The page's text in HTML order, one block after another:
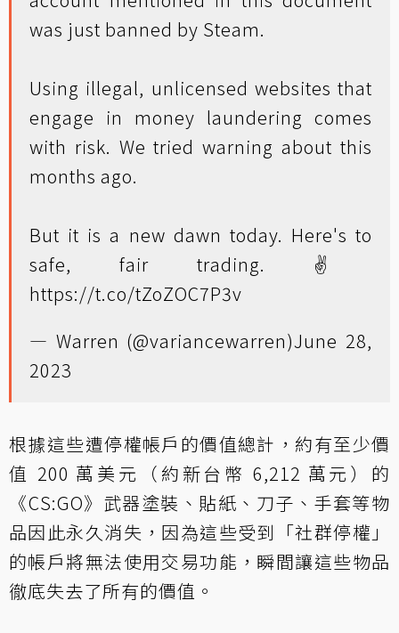
was just banned by Steam.
Using illegal, unlicensed websites that
engage in money laundering comes
with risk. We tried warning about this
months ago.
But it is a new dawn today. Here's to
safe, fair trading. ✌️
https://t.co/tZoZOC7P3v
— Warren (@variancewarren)June 28,
2023
根據這些遭停權帳戶的價值總計，約有至少價
值 200 萬美元（約新台幣 6,212 萬元）的
《CS:GO》武器塗裝、貼紙、刀子、手套等物
品因此永久消失，因為這些受到「社群停權」
的帳戶將無法使用交易功能，瞬間讓這些物品
徹底失去了所有的價值。